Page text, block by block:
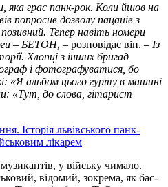
яка грає панк-рок. Коли йшов на
попросив дозволу пацанів з
Тепер навіть номери
– БЕТОН, – розповідає він. – Із
Хлопці з інших бригад
і фотографуватися, бо
«Я альбом цього гурту в машині
«Тут, до слова, гітарист
Історія львівського панк-
лікарем
у війську чимало.
відомий, зокрема, як бас-